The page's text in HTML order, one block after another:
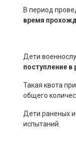
В период
время
Дети
поступление в
Такая квота
общего
Дети раненых и
испытаний.